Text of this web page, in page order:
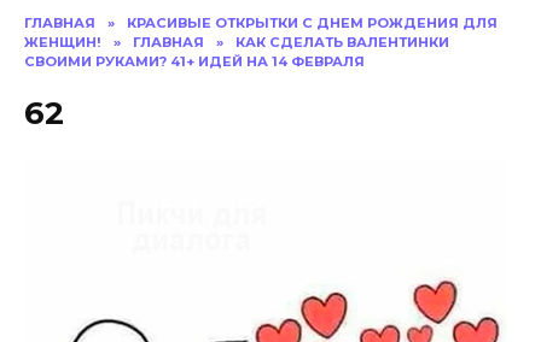
ГЛАВНАЯ »
КРАСИВЫЕ ОТКРЫТКИ C ДНЕМ РОЖДЕНИЯ ДЛЯ
ЖЕНЩИН!
» ГЛАВНАЯ »
КАК СДЕЛАТЬ ВАЛЕНТИНКИ
СВОИМИ РУКАМИ? 41+ ИДЕЙ НА 14 ФЕВРАЛЯ
62